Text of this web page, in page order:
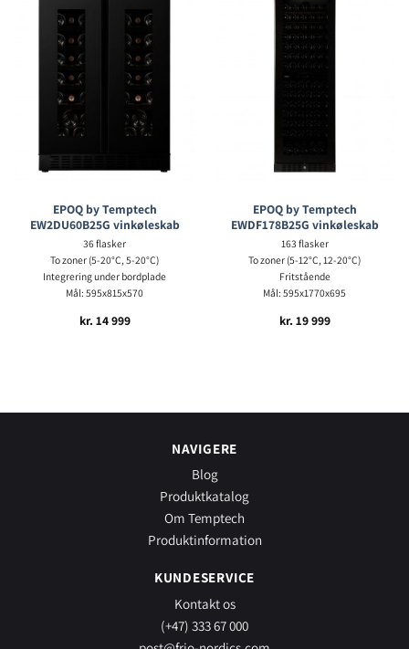
EPOQ by Temptech
EW2DU60B25G vinkøleskab
36 flasker
To zoner (5-20°C, 5-20°C)
Integrering under bordplade
Mål: 595x815x570
kr. 14 999
EPOQ by Temptech
EWDF178B25G vinkøleskab
163 flasker
To zoner (5-12°C, 12-20°C)
Fritstående
Mål: 595x1770x695
kr. 19 999
NAVIGERE
Blog
Produktkatalog
Om Temptech
Produktinformation
KUNDESERVICE
Kontakt os
(+47) 333 67 000